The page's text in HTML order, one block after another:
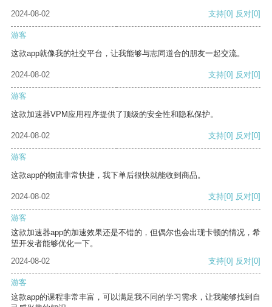
2024-08-02 支持[0] 反对[0]
游客
这款app就像我的社交平台，让我能够与志同道合的朋友一起交流。
2024-08-02 支持[0] 反对[0]
游客
这款加速器VPM应用程序提供了顶级的安全性和隐私保护。
2024-08-02 支持[0] 反对[0]
游客
这款app的物流非常快捷，我下单后很快就能收到商品。
2024-08-02 支持[0] 反对[0]
游客
这款加速器app的加速效果还是不错的，但偶尔也会出现卡顿的情况，希
望开发者能够优化一下。
2024-08-02
支持[0] 反对[0]
游客
这款app的课程非常丰富，可以满足我不同的学习需求，让我能够找到自